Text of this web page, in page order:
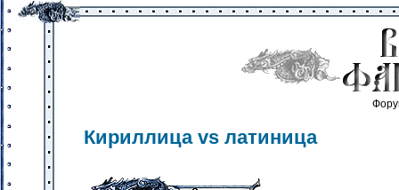
Кириллица vs латиница